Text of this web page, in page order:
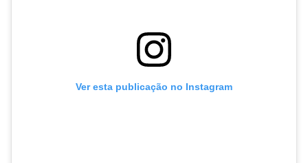
Ver esta publicação no Instagram